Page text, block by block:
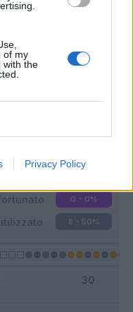
of my
with the
Privacy Policy
0 - 0%
8 - 50%